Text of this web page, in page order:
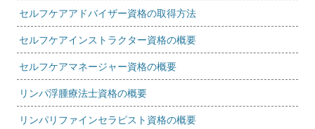
セルフケアアドバイザー資格の取得方法
セルフケアインストラクター資格の概要
セルフケアマネージャー資格の概要
リンパ浮腫療法士資格の概要
リンパリファインセラピスト資格の概要